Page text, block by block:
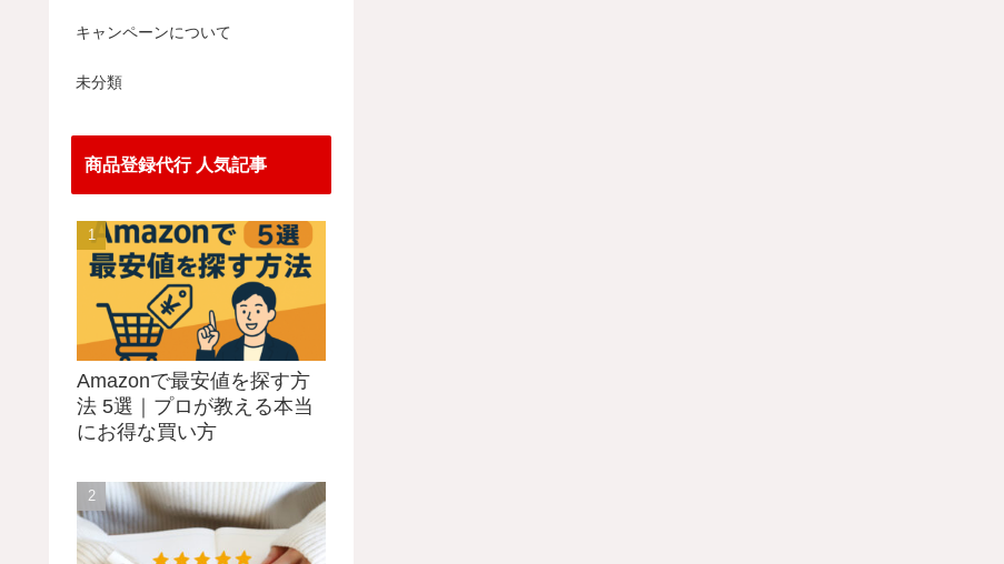
キャンペーンについて
未分類
商品登録代行 人気記事
Amazonで最安値を探す方
法 5選｜プロが教える本当
にお得な買い方